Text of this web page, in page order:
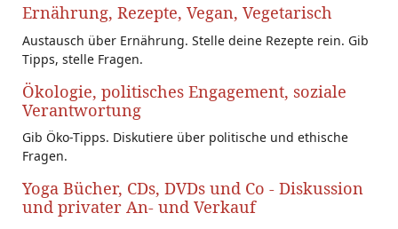
Ernährung, Rezepte, Vegan, Vegetarisch
Austausch über Ernährung. Stelle deine Rezepte rein. Gib
Tipps, stelle Fragen.
Ökologie, politisches Engagement, soziale
Verantwortung
Gib Öko-Tipps. Diskutiere über politische und ethische
Fragen.
Yoga Bücher, CDs, DVDs und Co - Diskussion
und privater An- und Verkauf